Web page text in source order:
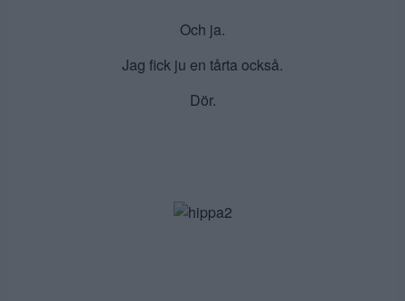
Och ja.
Jag fick ju en tårta också.
Dör.